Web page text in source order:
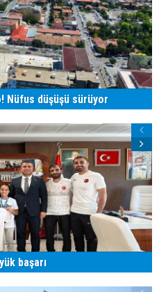
Nüfus düşüşü sürüyor
başarı